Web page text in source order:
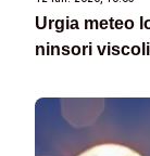
Urgia meteo
ninsori